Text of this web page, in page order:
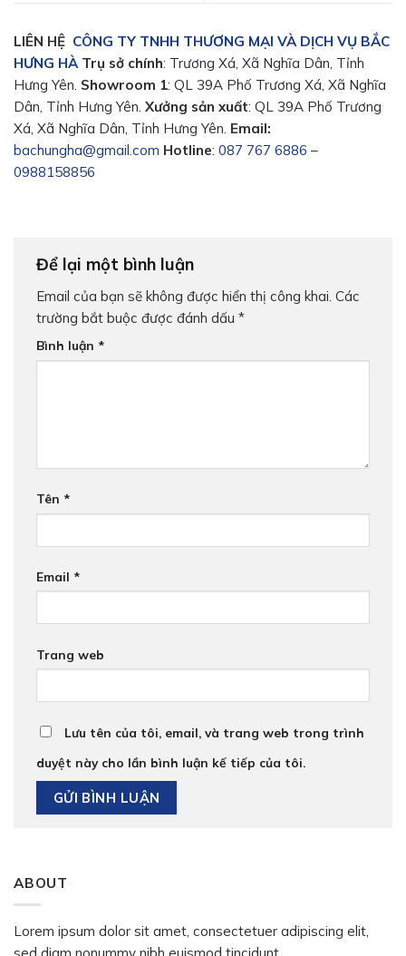
LIÊN HỆ CÔNG TY TNHH THƯƠNG MẠI VÀ DỊCH VỤ BẮC
HƯNG HÀ Trụ sở chính: Trương Xá, Xã Nghĩa Dân, Tỉnh
Hưng Yên. Showroom 1️: QL 39A Phố Trương Xá, Xã Nghĩa
Dân, Tỉnh Hưng Yên. Xưởng sản xuất: QL 39A Phố Trương
Xá, Xã Nghĩa Dân, Tỉnh Hưng Yên. Email:
bachungha@gmail.com Hotline: 087 767 6886 –
0988158856
Để lại một bình luận
Email của bạn sẽ không được hiển thị công khai. Các
trường bắt buộc được đánh dấu *
Bình luận *
Tên *
Email *
Trang web
Lưu tên của tôi, email, và trang web trong trình
duyệt này cho lần bình luận kế tiếp của tôi.
ABOUT
Lorem ipsum dolor sit amet, consectetuer adipiscing elit,
sed diam nonummy nibh euismod tincidunt.